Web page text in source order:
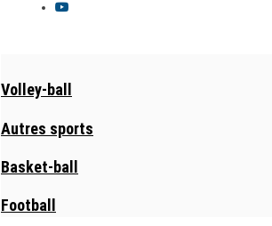
Volley-ball
Autres sports
Basket-ball
Football